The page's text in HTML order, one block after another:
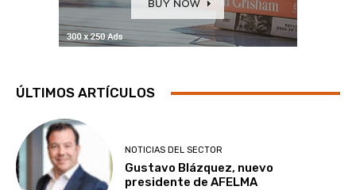
ÚLTIMOS ARTÍCULOS
NOTICIAS DEL SECTOR
Gustavo Blázquez, nuevo
presidente de AFELMA